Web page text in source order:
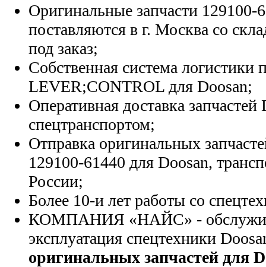
Оригинальные запчасти 129100-
поставляются в г. Москва со
под заказ;
Собственная система логистики
LEVER;CONTROL для Doosan;
Оперативная доставка запчастей
спецтранспортом;
Отправка оригинальных
129100-61440 для Doosan,
России;
Более 10-и лет работы со
КОМПАНИЯ «НАЙС» -
эксплуатация спецтехники
оригинальных запчастей для